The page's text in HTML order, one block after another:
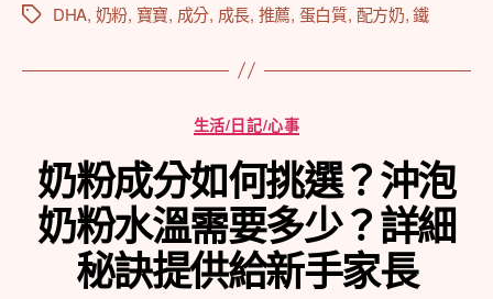
標
DHA, 奶粉, 寶寶, 成分, 成長, 推薦, 蛋白質, 配方奶,鐵
分
類
生活/日記/心事
奶粉成分如何挑選？沖泡
奶粉水溫需要多少？詳細
秘訣提供給新手家長